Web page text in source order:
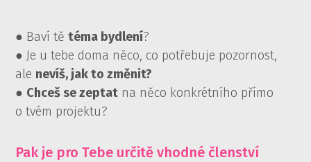
● Baví tě téma bydlení?
● Je u tebe doma něco, co potřebuje pozornost,
ale nevíš, jak to změnit?
● Chceš se zeptatna něco konkrétního přímo
o tvém projektu?
Pak je pro Tebe určitě vhodné členství